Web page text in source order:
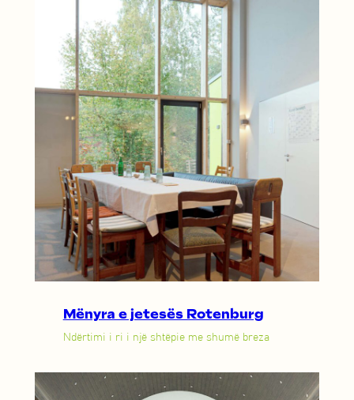
Mënyra e jetesës Rotenburg
Ndërtimi i ri i një shtëpie me shumë breza